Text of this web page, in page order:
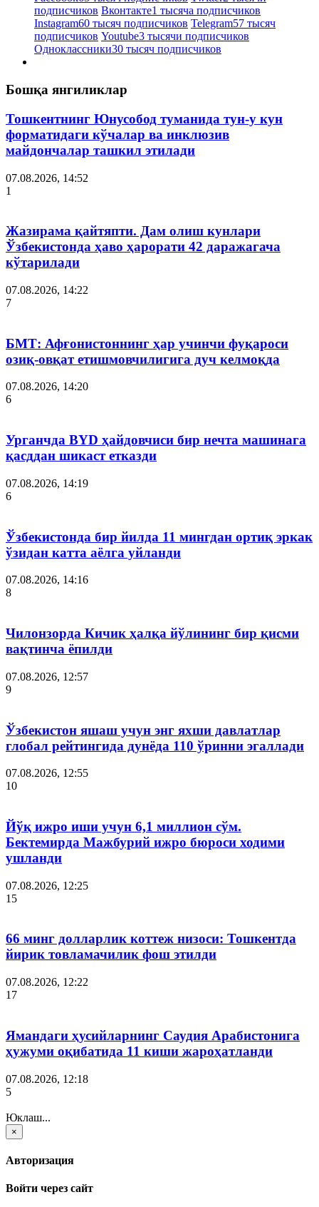
подписчиков Вконтакте1 тысяча подписчиков
Instagram60 тысяч подписчиков Telegram57 тысяч
подписчиков Youtube3 тысячи подписчиков
Одноклассники30 тысяч подписчиков
Бошқа янгиликлар
Тошкентнинг Юнусобод туманида тун-у кун
форматидаги кўчалар ва инклюзив
майдончалар ташкил этилади
07.08.2026, 14:52
1
Жазирама қайтяпти. Дам олиш кунлари
Ўзбекистонда ҳаво ҳарорати 42 даражагача
кўтарилади
07.08.2026, 14:22
7
БМТ: Афғонистоннинг ҳар учинчи фуқароси
озиқ-овқат етишмовчилигига дуч келмоқда
07.08.2026, 14:20
6
Урганчда BYD ҳайдовчиси бир нечта машинага
қасддан шикаст етказди
07.08.2026, 14:19
6
Ўзбекистонда бир йилда 11 мингдан ортиқ эркак
ўзидан катта аёлга уйланди
07.08.2026, 14:16
8
Чилонзорда Кичик ҳалқа йўлининг бир қисми
вақтинча ёпилди
07.08.2026, 12:57
9
Ўзбекистон яшаш учун энг яхши давлатлар
глобал рейтингида дунёда 110 ўринни эгаллади
07.08.2026, 12:55
10
Йўқ ижро иши учун 6,1 миллион сўм.
Бектемирда Мажбурий ижро бюроси ходими
ушланди
07.08.2026, 12:25
15
66 минг долларлик коттеж низоси: Тошкентда
йирик товламачилик фош этилди
07.08.2026, 12:22
17
Ямандаги ҳусийларнинг Саудия Арабистонига
ҳужуми оқибатида 11 киши жароҳатланди
07.08.2026, 12:18
5
Юклаш...
×
Авторизация
Войти через сайт